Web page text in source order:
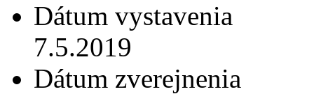
Dátum vystavenia
7.5.2019
Dátum zverejnenia